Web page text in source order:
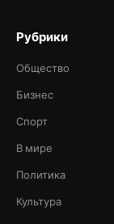
Рубрики
Общество
Бизнес
Спорт
В мире
Политика
Культура